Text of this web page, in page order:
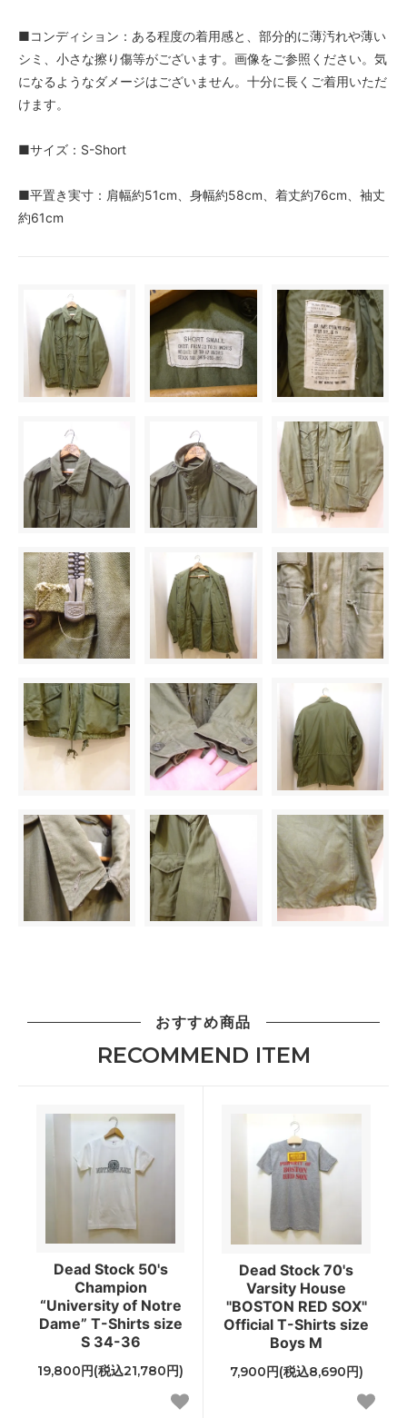
■コンディション：ある程度の着用感と、部分的に薄汚れや薄い
シミ、小さな擦り傷等がございます。画像をご参照ください。気
になるようなダメージはございません。十分に長くご着用いただ
けます。
■サイズ：S-Short
■平置き実寸：肩幅約51cm、身幅約58cm、着丈約76cm、袖丈
約61cm
おすすめ商品
RECOMMEND ITEM
Dead Stock 50's
Champion
“University of Notre
Dame” T-Shirts size
S 34-36
19,800円(税込21,780円)
Dead Stock 70's
Varsity House
"BOSTON RED SOX"
Official T-Shirts size
Boys M
7,900円(税込8,690円)